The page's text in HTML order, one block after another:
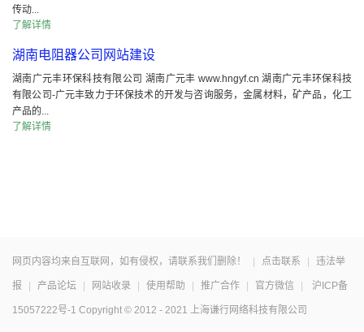
传动...
了解详情
湖南电阻器公司网站建设
湖南广元丰环保科技有限公司 湖南广元丰 www.hngyf.cn 湖南广元丰环保科技
有限公司-广元丰致力于环保技术的开发与咨询服务，金属材料，矿产品，化工
产品的...
了解详情
网页内容均来自互联网，如有侵权，请联系我们删除！ 点击联系 违法举
报 产品论坛 网站收录 使用帮助 推广合作 官方微信 沪ICP备
15057222号-1 Copyright © 2012 - 2021 上海谦行网络科技有限公司